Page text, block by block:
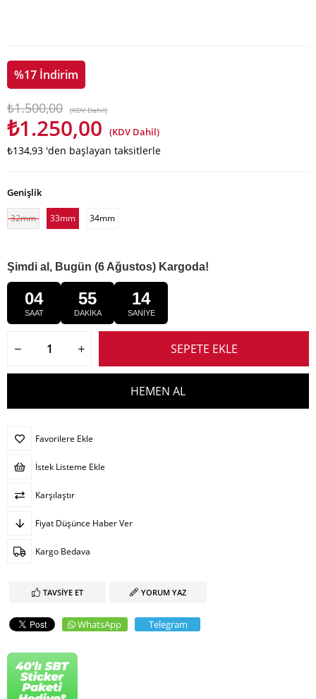
%17 İndirim
₺1.500,00 (KDV Dahil)
₺1.250,00 (KDV Dahil)
₺134,93 'den başlayan taksitlerle
Genişlik
32mm 33mm 34mm
Şimdi al, Bugün (6 Ağustos) Kargoda!
04
SAAT
55
DAKİKA
13
SANİYE
Favorilere Ekle
İstek Listeme Ekle
Karşılaştır
Fiyat Düşünce Haber Ver
Kargo Bedava
TAVSIYE ET YORUM YAZ
WhatsApp Telegram